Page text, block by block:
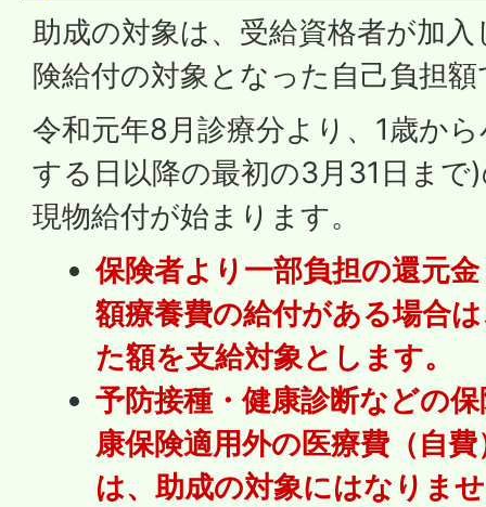
助成の対象は、受給資格者が加
険給付の対象となった自己負担
令和元年8月診療分より、1歳か
する日以降の最初の3月31日まで
現物給付が始まります。
保険者より一部負担の還元
額療養費の給付がある場合
た額を支給対象とします。
予防接種・健康診断などの
康保険適用外の医療費（自
は、助成の対象にはなりま